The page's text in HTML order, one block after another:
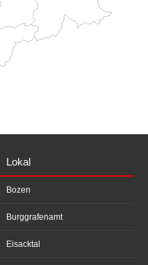
Lokal
Bozen
Burggrafenamt
Eisacktal